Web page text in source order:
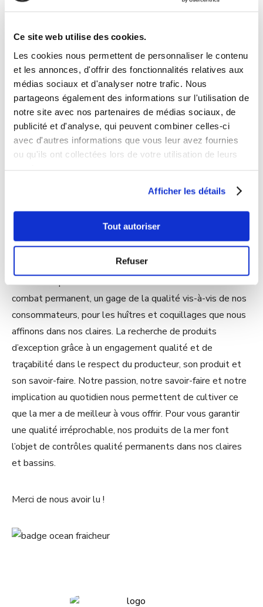
Ce site web utilise des cookies.
Les cookies nous permettent de personnaliser le contenu
et les annonces, d'offrir des fonctionnalités relatives aux
médias sociaux et d'analyser notre trafic. Nous
partageons également des informations sur l'utilisation de
notre site avec nos partenaires de médias sociaux, de
publicité et d'analyse, qui peuvent combiner celles-ci
avec d'autres informations que vous leur avez fournies
ou qu'ils ont collectées lors de votre utilisation de leurs
Afficher les détails
Tout autoriser
Refuser
pas au calibre retourne dans la nature.
Nos huitres et coquillages
La traçabilité et la
responsabilité, gages de
confiance et de qualité
Le milieu aquatique est très sensible à toutes les
variations climatiques et fait l’objet d’attentions et de
surveillances quotidiennes au fil des saisons et des
marées. La préservation de l’environnement est un
combat permanent, un gage de la qualité vis-à-vis de nos
consommateurs, pour les huîtres et coquillages que nous
affinons dans nos claires. La recherche de produits
d’exception grâce à un engagement qualité et de
traçabilité dans le respect du producteur, son produit et
son savoir-faire. Notre passion, notre savoir-faire et notre
implication au quotidien nous permettent de cultiver ce
que la mer a de meilleur à vous offrir. Pour vous garantir
une qualité irréprochable, nos produits de la mer font
l’objet de contrôles qualité permanents dans nos claires
et bassins.
Merci de nous avoir lu !